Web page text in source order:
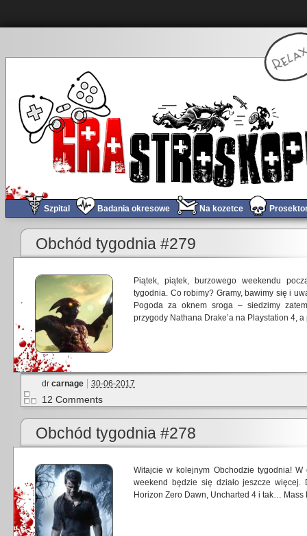
Szpital Badania okresowe Na kozetce
Obchód tygodnia #279
Piątek, piątek, burzowego weekendu
tygodnia. Co robimy? Gramy, bawimy się i
Pogoda za oknem sroga – siedzimy
przygody Nathana Drake’a na Playstation 4,
dr carnage 30-06-2017
12 Comments
Obchód tygodnia #278
Witajcie w kolejnym Obchodzie tygodnia!
weekend będzie się działo jeszcze
Horizon Zero Dawn, Uncharted 4 i tak… Mass